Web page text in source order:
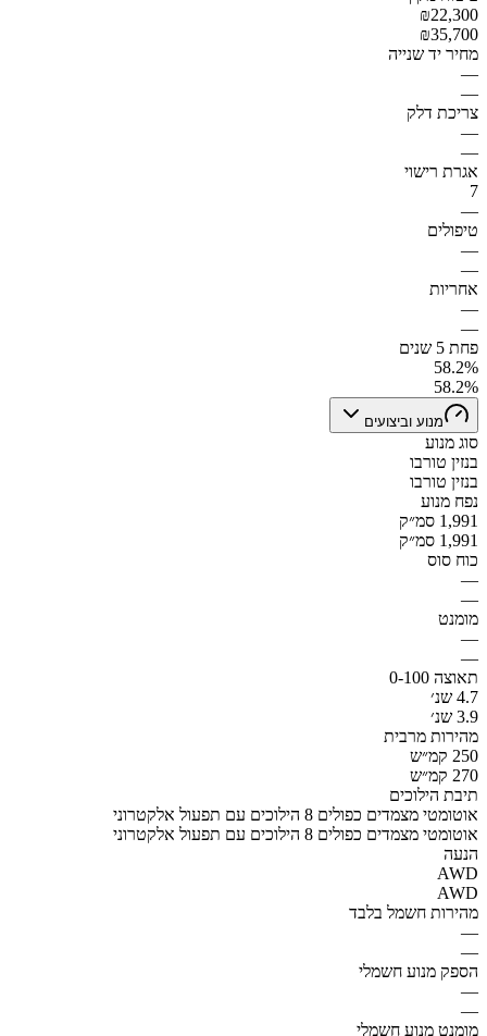
₪22,300
₪35,700
מחיר יד שנייה
—
—
צריכת דלק
—
—
אגרת רישוי
7
—
טיפולים
—
—
אחריות
—
—
פחת 5 שנים
58.2%
58.2%
מנוע וביצועים
סוג מנוע
בנזין טורבו
בנזין טורבו
נפח מנוע
1,991 סמ״ק
1,991 סמ״ק
כוח סוס
—
—
מומנט
—
—
תאוצה 0-100
4.7 שנ׳
3.9 שנ׳
מהירות מרבית
250 קמ״ש
270 קמ״ש
תיבת הילוכים
אוטומטי מצמדים כפולים 8 הילוכים עם תפעול אלקטרוני
אוטומטי מצמדים כפולים 8 הילוכים עם תפעול אלקטרוני
הנעה
AWD
AWD
מהירות חשמל בלבד
—
—
הספק מנוע חשמלי
—
—
מומנט מנוע חשמלי